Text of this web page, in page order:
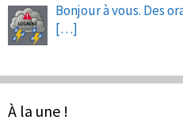
Bonjour à vous. Des
[…]
À la une !